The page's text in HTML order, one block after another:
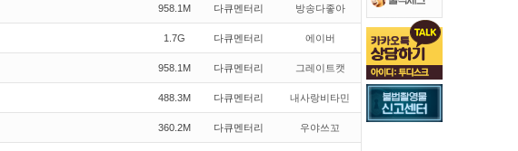
958.1M 다큐멘터리 방송다좋아
1.7G 다큐멘터리 에이버
958.1M 다큐멘터리 그레이트캣
488.3M 다큐멘터리 내사랑비타민
360.2M 다큐멘터리 우야쓰꼬